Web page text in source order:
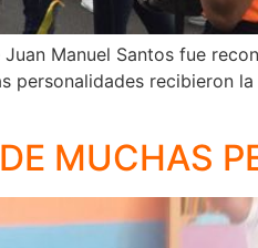
Manuel Santos fue
personalidades recibieron
MUCHAS